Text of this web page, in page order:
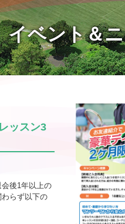
イベント＆
ッスン3
後1年以上の
らず以下の